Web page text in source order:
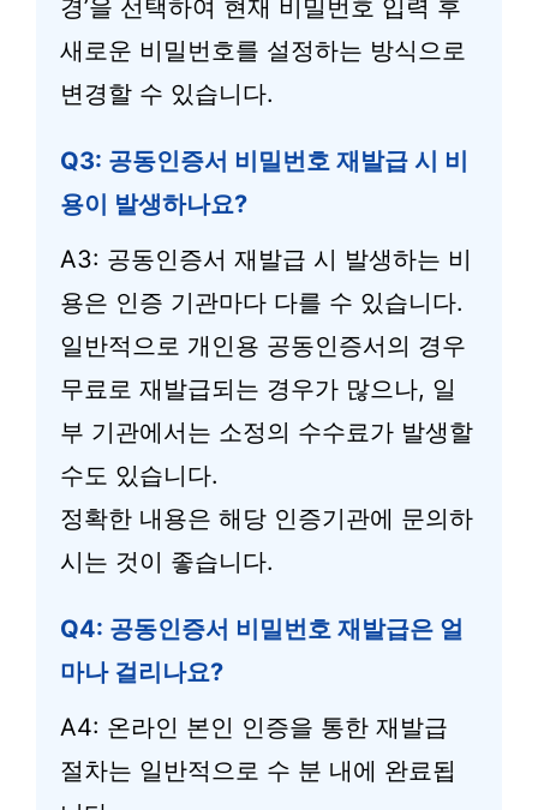
경’을 선택하여 현재 비밀번호 입력 후
새로운 비밀번호를 설정하는 방식으로
변경할 수 있습니다.
Q3: 공동인증서 비밀번호 재발급 시 비
용이 발생하나요?
A3: 공동인증서 재발급 시 발생하는 비
용은 인증 기관마다 다를 수 있습니다.
일반적으로 개인용 공동인증서의 경우
무료로 재발급되는 경우가 많으나, 일
부 기관에서는 소정의 수수료가 발생할
수도 있습니다.
정확한 내용은 해당 인증기관에 문의하
시는 것이 좋습니다.
Q4: 공동인증서 비밀번호 재발급은 얼
마나 걸리나요?
A4: 온라인 본인 인증을 통한 재발급
절차는 일반적으로 수 분 내에 완료됩